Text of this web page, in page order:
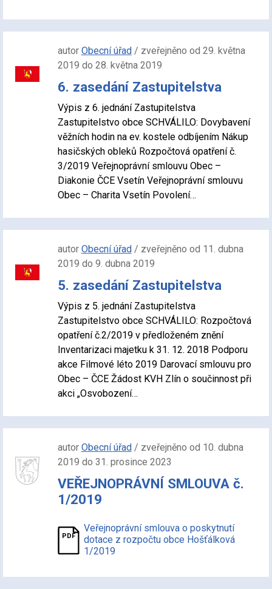
autor Obecní úřad/ zveřejněno od 29. května
2019 do 28. května 2019
6. zasedání Zastupitelstva
Výpis z 6. jednání Zastupitelstva
Zastupitelstvo obce SCHVÁLILO: Dovybavení
věžních hodin na ev. kostele odbíjením Nákup
hasičských obleků Rozpočtová opatření č.
3/2019 Veřejnoprávní smlouvu Obec –
Diakonie ČCE Vsetín Veřejnoprávní smlouvu
Obec – Charita Vsetín Povolení…
autor Obecní úřad/ zveřejněno od 11. dubna
2019 do 9. dubna 2019
5. zasedání Zastupitelstva
Výpis z 5. jednání Zastupitelstva
Zastupitelstvo obce SCHVÁLILO: Rozpočtová
opatření č.2/2019 v předloženém znění
Inventarizaci majetku k 31. 12. 2018 Podporu
akce Filmové léto 2019 Darovací smlouvu pro
Obec – ČCE Žádost KVH Zlín o součinnost při
akci „Osvobození…
autor Obecní úřad/ zveřejněno od 10. dubna
2019 do 31. prosince 2023
VEŘEJNOPRÁVNÍ SMLOUVA č.
1/2019
Veřejnoprávní smlouva o poskytnutí
dotace z rozpočtu obce Hošťálková
1/2019